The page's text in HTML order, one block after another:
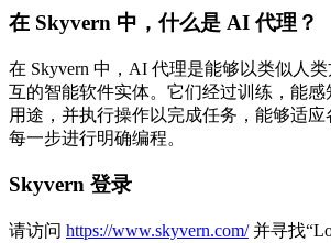
在 Skyvern 中，什么是 AI 代理？
在 Skyvern 中，AI 代理是能够以类似人
互的智能软件实体。它们经过训练，能
用途，并执行操作以完成任务，能够适
每一步进行明确编程。
Skyvern 登录
请访问 https://www.skyvern.com/并寻找